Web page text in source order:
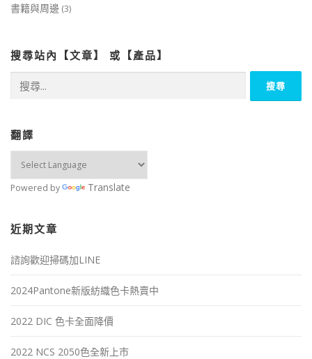
書籍與周邊 (3)
搜尋站內【文章】 或【產品】
字:
翻譯
Powered by Translate
近期文章
諮詢歡迎掃碼加LINE
2024Pantone新版紡織色卡熱賣中
2022 DIC 色卡全面降價
2022 NCS 2050色全新上市